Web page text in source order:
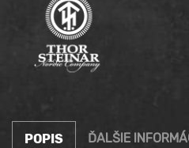
POPIS ĎALŠIE